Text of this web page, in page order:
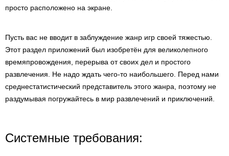
просто расположено на экране.
Пусть вас не вводит в заблуждение жанр игр своей тяжестью.
Этот раздел приложений был изобретён для великолепного
времяпровождения, перерыва от своих дел и простого
развлечения. Не надо ждать чего-то наибольшего. Перед нами
среднестатистический представитель этого жанра, поэтому не
раздумывая погружайтесь в мир развлечений и приключений.
Системные требования: